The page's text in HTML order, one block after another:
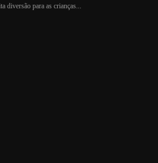
diversão para as crianças...